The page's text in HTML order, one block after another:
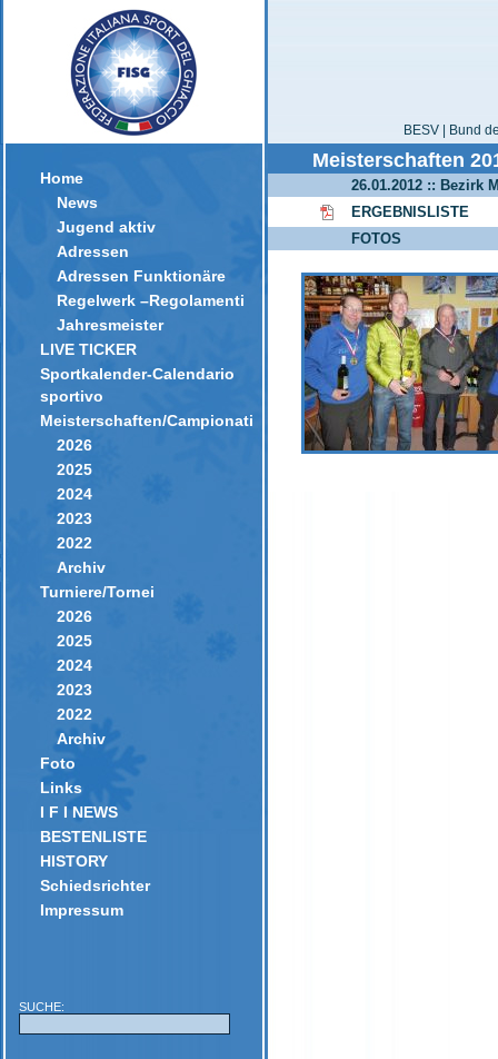
Home
News
Jugend aktiv
Adressen
Adressen Funktionäre
Regelwerk –Regolamenti
Jahresmeister
LIVE TICKER
Sportkalender-Calendario
sportivo
Meisterschaften/Campionati
2026
2025
2024
2023
2022
Archiv
Turniere/Tornei
2026
2025
2024
2023
2022
Archiv
Foto
Links
I F I NEWS
BESTENLISTE
HISTORY
Schiedsrichter
Impressum
SUCHE:
BESV | Bund
Meisterschaften
26.01.2012 :: Bezirk
ERGEBNISLISTE
FOTOS